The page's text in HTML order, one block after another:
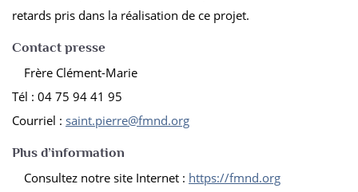
retards pris dans la réalisation de ce projet.
Contact presse
Frère Clément-Marie
Tél : 04 75 94 41 95
Courriel : saint.pierre@fmnd.org
Plus d’information
Consultez notre site Internet : https://fmnd.org